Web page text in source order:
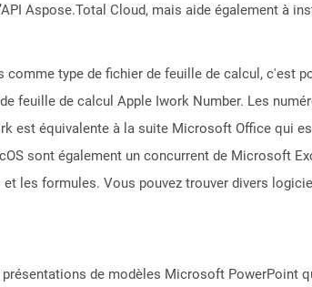
Aspose.Total Cloud, mais aide également à
type de fichier de feuille de calcul, c'est
feuille de calcul Apple Iwork Number. Les
est équivalente à la suite Microsoft Office qui
sont également un concurrent de Microsoft
les formules. Vous pouvez trouver divers
de modèles Microsoft PowerPoint